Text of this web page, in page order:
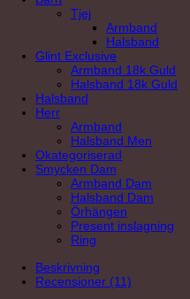
Tjej
Armband
Halsband
Glint Exclusive
Armband 18k Guld
Halsband 18k Guld
Halsband
Herr
Armband
Halsband Men
Okategoriserad
Smycken Dam
Armband Dam
Halsband Dam
Örhängen
Present inslagning
Ring
Beskrivning
Recensioner (11)